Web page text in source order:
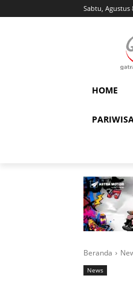
Sabtu, Agustus
HOME
Beranda
News